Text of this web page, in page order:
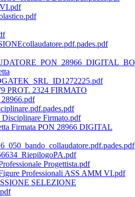
PROT. 2324 FIRMATO
Disciplinare Firmato.pdf
Firmata PON 28966 DIGITAL
Progettista.pdf
Professionali ASS AMM VI.pdf
SELEZIONE